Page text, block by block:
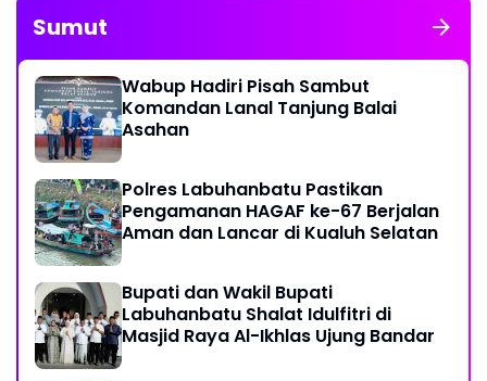
Sumut
Wabup Hadiri Pisah Sambut
Komandan Lanal Tanjung Balai
Asahan
Polres Labuhanbatu Pastikan
Pengamanan HAGAF ke-67 Berjalan
Aman dan Lancar di Kualuh Selatan
Bupati dan Wakil Bupati
Labuhanbatu Shalat Idulfitri di
Masjid Raya Al-Ikhlas Ujung Bandar